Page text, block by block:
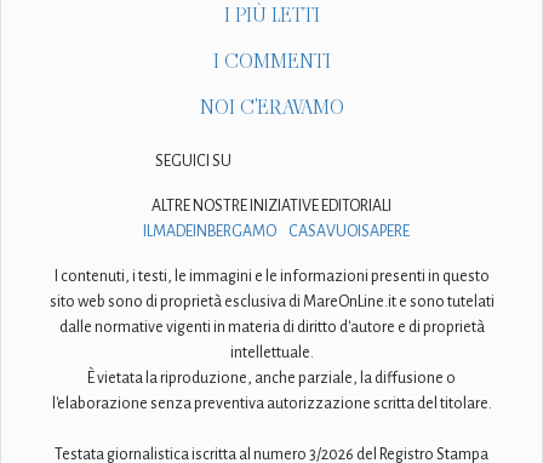
I PIÙ LETTI
I COMMENTI
NOI C'ERAVAMO
SEGUICI SU
ALTRE NOSTRE INIZIATIVE EDITORIALI
ILMADEINBERGAMO
CASAVUOISAPERE
I contenuti, i testi, le immagini e le informazioni presenti in questo
sito web sono di proprietà esclusiva di MareOnLine.it e sono tutelati
dalle normative vigenti in materia di diritto d'autore e di proprietà
intellettuale.
È vietata la riproduzione, anche parziale, la diffusione o
l'elaborazione senza preventiva autorizzazione scritta del titolare.
Testata giornalistica iscritta al numero 3/2026 del Registro Stampa